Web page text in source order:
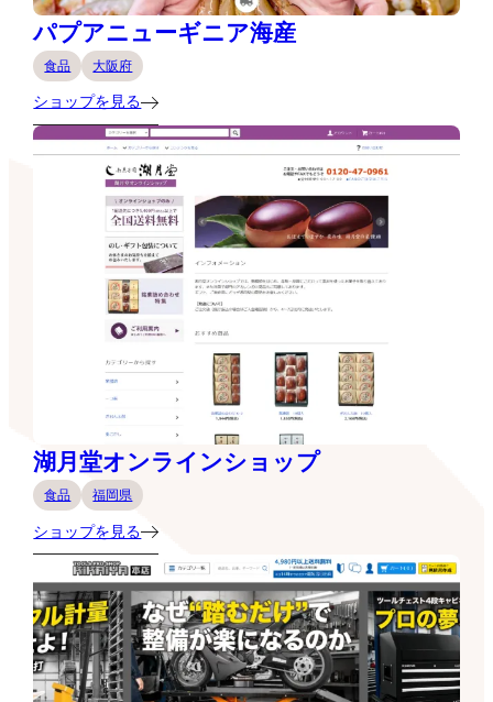
パプアニューギニア海産
食品 大阪府
ショップを見る
湖月堂オンラインショップ
食品 福岡県
ショップを見る